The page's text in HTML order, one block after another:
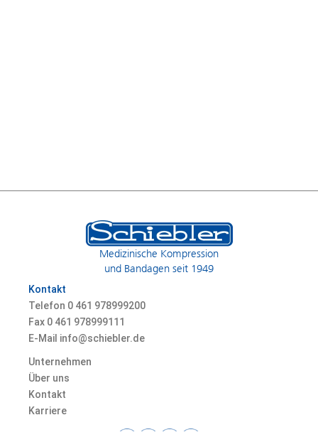
Medizinische Kompression
und Bandagen seit 1949
Kontakt
Telefon 0 461 978999200
Fax 0 461 978999111
E-Mail info@schiebler.de
Unternehmen
Über uns
Kontakt
Karriere